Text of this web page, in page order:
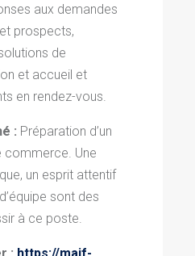
aux demandes
prospects,
de
et accueil et
en rendez-vous.
: Préparation d’un
commerce. Une
un esprit attentif
sont des
à ce poste.
: https://maif-